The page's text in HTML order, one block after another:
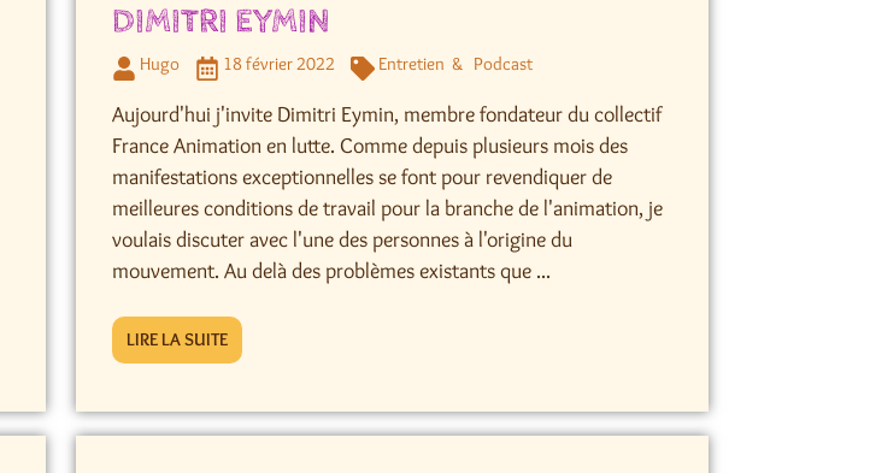
DIMITRI EYMIN
Hugo 18 février 2022 Entretien Podcast
Aujourd'hui j'invite Dimitri Eymin, membre fondateur du collectif
France Animation en lutte. Comme depuis plusieurs mois des
manifestations exceptionnelles se font pour revendiquer de
meilleures conditions de travail pour la branche de l'animation, je
voulais discuter avec l'une des personnes à l'origine du
mouvement. Au delà des problèmes existants que ...
LIRE LA SUITE